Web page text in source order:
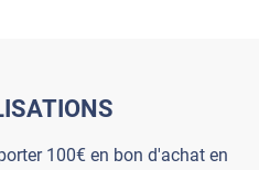
100€ en bon d'achat en